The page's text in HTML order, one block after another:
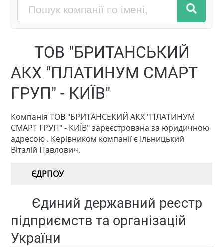
ТОВ "БРИТАНСЬКИЙ
АКХ "ПЛАТИНУМ СМАРТ
ГРУП" - КИЇВ"
Компанія ТОВ "БРИТАНСЬКИЙ АКХ "ПЛАТИНУМ
СМАРТ ГРУП" - КИЇВ" зареєстрована за юридичною
адресою . Керівником компанії є Ільницький
Віталій Павлович.
ЄДРПОУ
Єдиний державний реєстр
підприємств та організацій
України